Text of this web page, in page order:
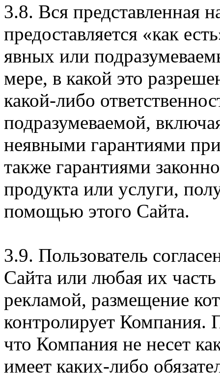
3.8. Вся представленная
предоставляется «как
явных или
мере, в какой это
какой-либо
подразумеваемой,
неявными гарантиями
также гарантиями
продукта или услуги,
помощью этого Сайта.
3.9. Пользователь
Сайта или любая их
рекламой, размещение
контролирует Компания.
что Компания не несет
имеет каких-либо